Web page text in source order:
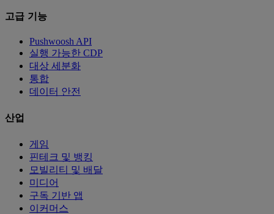
고급 기능
Pushwoosh API
실행 가능한 CDP
대상 세분화
통합
데이터 안전
산업
게임
핀테크 및 뱅킹
모빌리티 및 배달
미디어
구독 기반 앱
이커머스